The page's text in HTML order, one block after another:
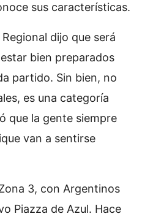
sus características.
dijo que será
bien preparados
partido. Sin bien, no
es una categoría
que la gente siempre
van a sentirse
3, con Argentinos
Piazza de Azul. Hace